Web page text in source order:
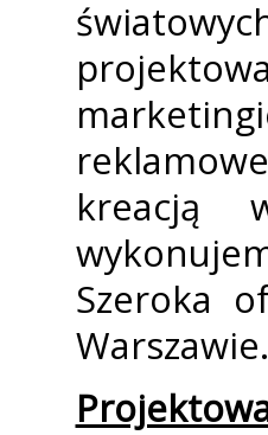
kreacją
Szeroka